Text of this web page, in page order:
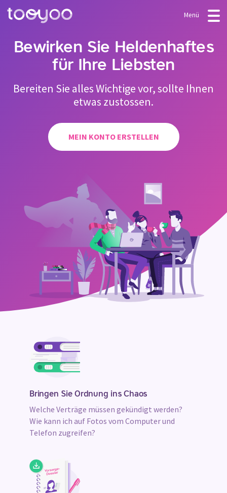
Menü
Abonnement
Dienstleistungen
Vorlagen & Assistenten
FAQ
MEIN KONTO ERSTELLEN
Bewirken Sie Heldenhaftes
für Ihre Liebsten
Bereiten Sie alles Wichtige vor, sollte Ihnen
etwas zustossen.
MEIN KONTO ERSTELLEN
Unsere
Vorteile
Bringen Sie Ordnung ins Chaos
Welche Verträge müssen gekündigt werden?
Wie kann ich auf Fotos vom Computer und
Telefon zugreifen?